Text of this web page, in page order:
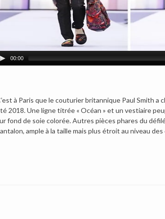
00:00
à Paris que le couturier britannique Paul Smith
2018.Une ligne titrée « Océan » et un vestiaire
fond de soie colorée. Autres pièces phares du
ample à la taille mais plus étroit au niveau des